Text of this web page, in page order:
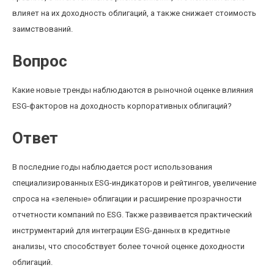
влияет на их доходность облигаций, а также снижает стоимость
заимствований.
Вопрос
Какие новые тренды наблюдаются в рыночной оценке влияния
ESG-факторов на доходность корпоративных облигаций?
Ответ
В последние годы наблюдается рост использования
специализированных ESG-индикаторов и рейтингов, увеличение
спроса на «зеленые» облигации и расширение прозрачности
отчетности компаний по ESG. Также развивается практический
инструментарий для интеграции ESG-данных в кредитные
анализы, что способствует более точной оценке доходности
облигаций.